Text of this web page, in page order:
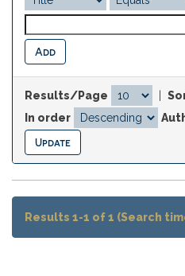
Results/Page
In order
Results 1-1 of 1 (Search